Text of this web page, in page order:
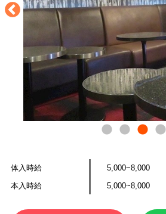
体入時給
5,000~8,000
本入時給
5,000~8,000